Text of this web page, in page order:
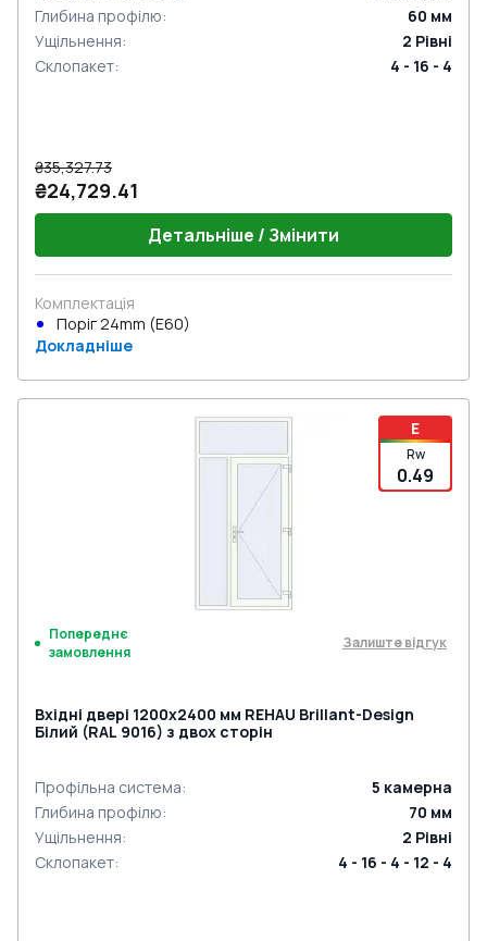
Глибина профілю: 60 мм
Ущільнення: 2 Рівні
Склопакет: 4 - 16 - 4
₴35,327.73
₴24,729.41
Детальніше / Змінити
Комплектація
Поріг 24mm (E60)
Докладніше
E
Rw
0.49
Попереднє
замовлення
Залиште відгук
Вхідні двері 1200x2400 мм REHAU Brillant-Design
Білий (RAL 9016) з двох сторін
Профільна система: 5 камерна
Глибина профілю: 70 мм
Ущільнення: 2 Рівні
Склопакет: 4 - 16 - 4 - 12 - 4